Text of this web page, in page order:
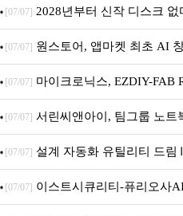
개막... 22일간 진행
[07/07] 2028년부터 신작 디스크 없
문 추가
[07/07] 원스토어, 앱마켓 최초 AI
[07/07] 마이크로닉스, EZDIY-FAB
시
[07/07] 서린씨앤아이, 팀그룹 노트
5600MHz 16GB 출시
[07/07] 설계 자동화 유틸리티 드
무상 배포
[07/07] 이스트시큐리티-퓨리오사